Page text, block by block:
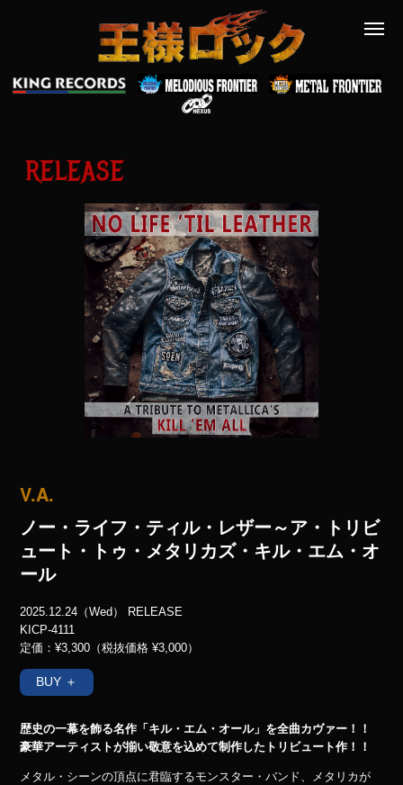
RELEASE
V.A.
ノー・ライフ・ティル・レザー～ア・トリビ
ュート・トゥ・メタリカズ・キル・エム・オ
ール
2025.12.24（Wed） RELEASE
KICP-4111
定価：¥3,300（税抜価格 ¥3,000）
BUY ＋
歴史の一幕を飾る名作「キル・エム・オール」を全曲カヴァー！！
豪華アーティストが揃い敬意を込めて制作したトリビュート作！！
メタル・シーンの頂点に君臨するモンスター・バンド、メタリカが